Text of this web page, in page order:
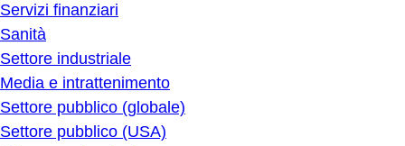
Servizi finanziari
Sanità
Settore industriale
Media e intrattenimento
Settore pubblico (globale)
Settore pubblico (USA)